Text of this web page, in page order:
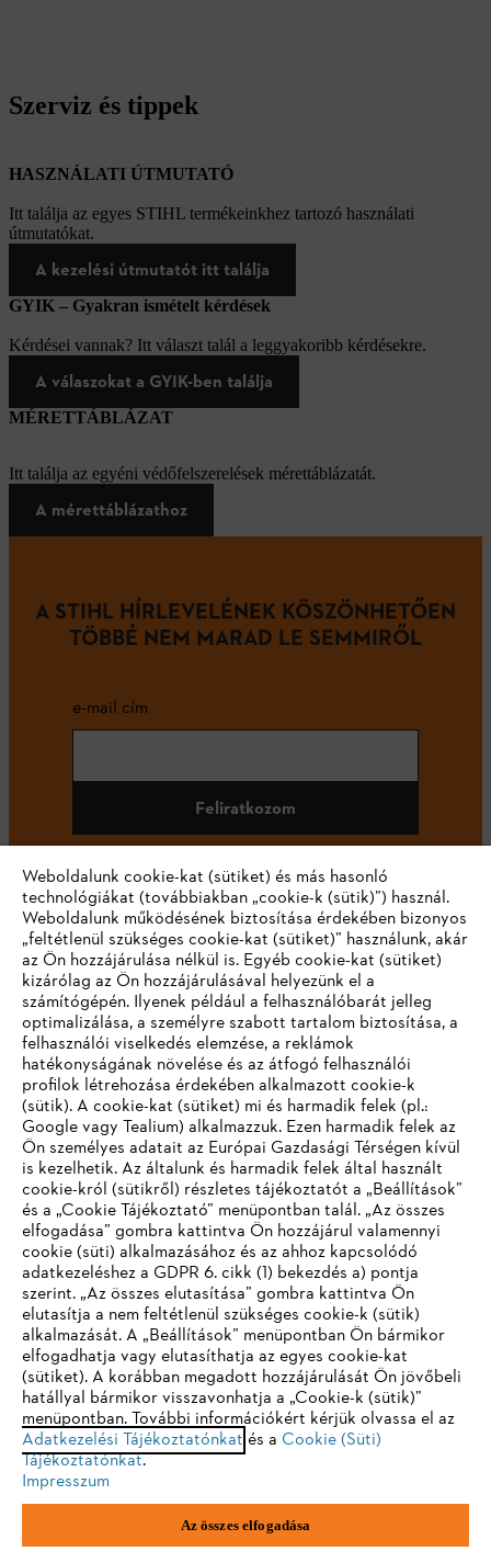
Szerviz és tippek
HASZNÁLATI ÚTMUTATÓ
Itt találja az egyes STIHL termékeinkhez tartozó használati
útmutatókat.
A kezelési útmutatót itt találja
GYIK – Gyakran ismételt kérdések
Kérdései vannak? Itt választ talál a leggyakoribb kérdésekre.
A válaszokat a GYIK-ben találja
MÉRETTÁBLÁZAT
Itt találja az egyéni védőfelszerelések mérettáblázatát.
A mérettáblázathoz
A STIHL HÍRLEVELÉNEK KÖSZÖNHETŐEN
TÖBBÉ NEM MARAD LE SEMMIRŐL
e-mail cím
Feliratkozom
#STIHL
Vállalat
STIHL GYIK
Szerviz
Adatvédelem Impresszum Cookie tájékoztató
Jogi információk
Andreas Stihl Kereskedelmi Kft.
IHR BROWSER WIRD NICHT
UNTERSTÜTZT
Sie nutzen einen Browser, den wir noch nicht unterstützen. Für
eine optimale Nutzung unserer Seite empfehlen wir Ihnen, zu
einem der folgenden Browser zu wechseln:
Firefox Chrome
Weboldalunk cookie-kat (sütiket) és más hasonló
technológiákat (továbbiakban „cookie-k (sütik)”) használ.
Weboldalunk működésének biztosítása érdekében bizonyos
„feltétlenül szükséges cookie-kat (sütiket)” használunk, akár
az Ön hozzájárulása nélkül is. Egyéb cookie-kat (sütiket)
kizárólag az Ön hozzájárulásával helyezünk el a
számítógépén. Ilyenek például a felhasználóbarát jelleg
optimalizálása, a személyre szabott tartalom biztosítása, a
felhasználói viselkedés elemzése, a reklámok
hatékonyságának növelése és az átfogó felhasználói
profilok létrehozása érdekében alkalmazott cookie-k
(sütik). A cookie-kat (sütiket) mi és harmadik felek (pl.:
Google vagy Tealium) alkalmazzuk. Ezen harmadik felek az
Ön személyes adatait az Európai Gazdasági Térségen kívül
is kezelhetik. Az általunk és harmadik felek által használt
cookie-król (sütikről) részletes tájékoztatót a „Beállítások”
és a „Cookie Tájékoztató” menüpontban talál. „Az összes
elfogadása” gombra kattintva Ön hozzájárul valamennyi
cookie (süti) alkalmazásához és az ahhoz kapcsolódó
adatkezeléshez a GDPR 6. cikk (1) bekezdés a) pontja
szerint. „Az összes elutasítása” gombra kattintva Ön
elutasítja a nem feltétlenül szükséges cookie-k (sütik)
alkalmazását. A „Beállítások” menüpontban Ön bármikor
elfogadhatja vagy elutasíthatja az egyes cookie-kat
(sütiket). A korábban megadott hozzájárulását Ön jövőbeli
hatállyal bármikor visszavonhatja a „Cookie-k (sütik)”
menüpontban. További információkért kérjük olvassa el az
Adatkezelési Tájékoztatónkat és a Cookie (Süti)
Tájékoztatónkat.
Impresszum
Az összes elfogadása